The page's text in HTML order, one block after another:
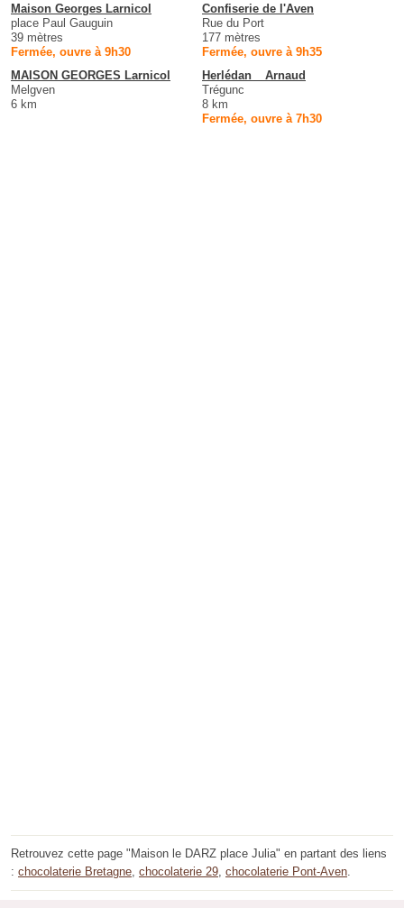
Maison Georges Larnicol
place Paul Gauguin
39 mètres
Fermée, ouvre à 9h30
Confiserie de l'Aven
Rue du Port
177 mètres
Fermée, ouvre à 9h35
MAISON GEORGES Larnicol
Melgven
6 km
Herlédan _ Arnaud
Trégunc
8 km
Fermée, ouvre à 7h30
Retrouvez cette page "Maison le DARZ place Julia" en partant des liens
: chocolaterie Bretagne chocolaterie 29 chocolaterie Pont-Aven